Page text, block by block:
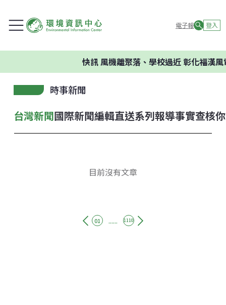
電子報 登入
快訊風機離聚落、學校過近 彰化福漢風
時事新聞
台灣新聞國際新聞編輯直送系列報導事實查核
目前沒有文章
01 ...... 1110